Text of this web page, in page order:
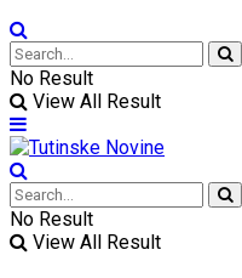
No Result
View All Result
No Result
View All Result